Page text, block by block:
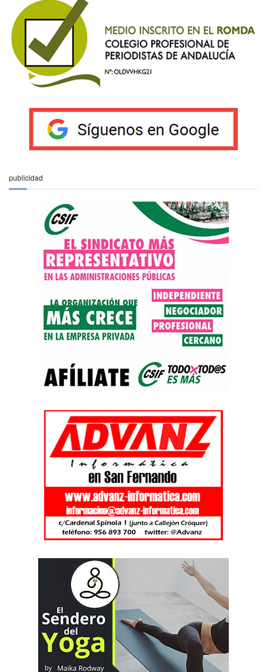
publicidad